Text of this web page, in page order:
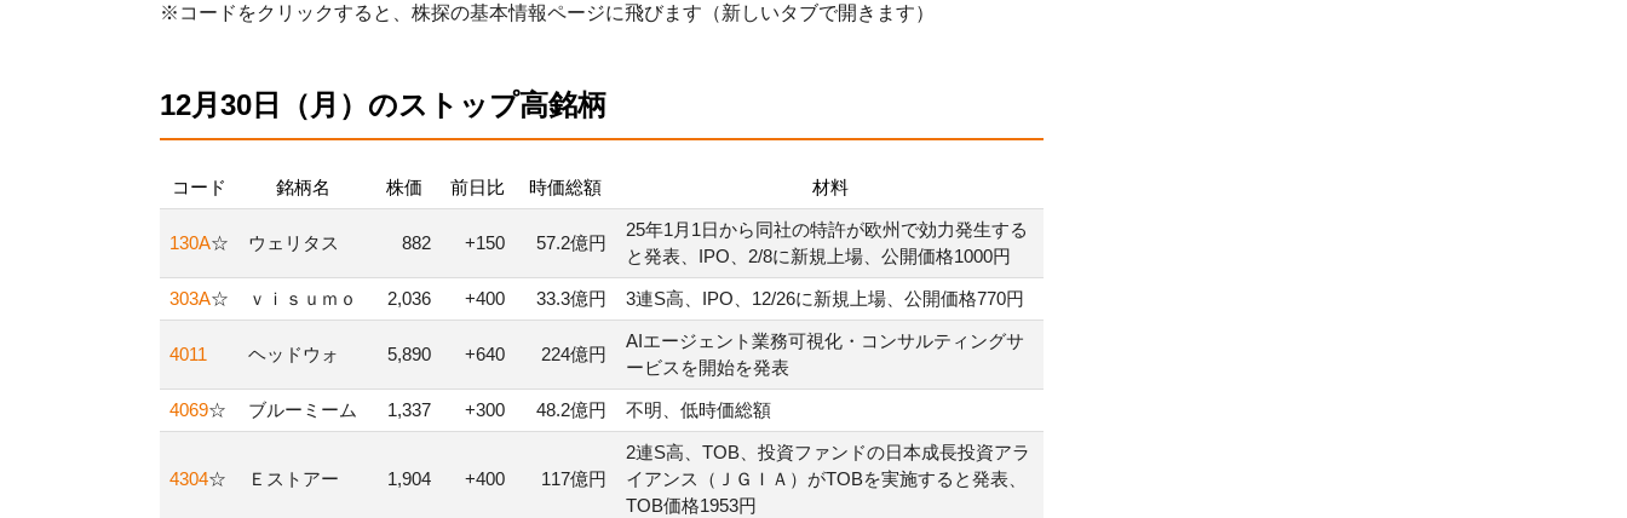
※コードをクリックすると、株探の基本情報ページに飛びます（新しいタブで開きます）
12月30日（月）のストップ高銘柄
コード 銘柄名 株価 前日比 時価総額 材料
130A☆ ウェリタス 882 +150 57.2億円
25年1月1日から同社の特許が欧州で効力発生する
と発表、IPO、2/8に新規上場、公開価格1000円
303A☆ ｖｉｓｕｍｏ 2,036 +400 33.3億円 3連S高、IPO、12/26に新規上場、公開価格770円
4011 ヘッドウォ 5,890 +640 224億円
AIエージェント業務可視化・コンサルティングサ
ービスを開始を発表
4069☆ ブルーミーム 1,337 +300 48.2億円 不明、低時価総額
4304☆ Ｅストアー 1,904 +400 117億円
2連S高、TOB、投資ファンドの日本成長投資アラ
イアンス（ＪＧＩＡ）がTOBを実施すると発表、
TOB価格1953円